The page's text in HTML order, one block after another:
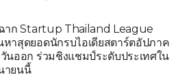
าก Startup Thailand League
หาสุดยอดนักรบไอเดียสตาร์ตอัปภาค
นออก ร่วมชิงแชมป์ระดับประเทศใน
ายนนี้